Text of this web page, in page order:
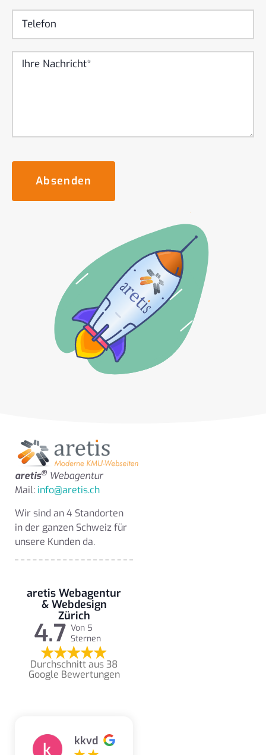
Absenden
aretis® Webagentur
Mail: info@aretis.ch
Wir sind an 4 Standorten
in der ganzen Schweiz für
unsere Kunden da.
aretis Webagentur
& Webdesign
Zürich
4.7 Von 5
Sternen
Durchschnitt aus 38
Google Bewertungen
kkvd